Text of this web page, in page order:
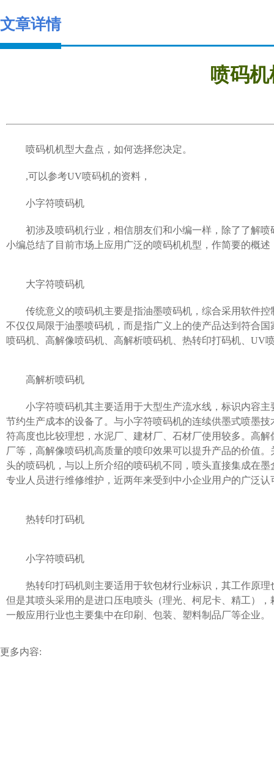
文章详情
喷码
喷码机机型大盘点，如何选择您决定。
,可以参考UV喷码机的资料，
小字符喷码机
初涉及喷码机行业，相信朋友们和小编一样，除了了解
小编总结了目前市场上应用广泛的喷码机机型，作简要的概
大字符喷码机
传统意义的喷码机主要是指油墨喷码机，综合采用软件
不仅仅局限于油墨喷码机，而是指广义上的使产品达到符合
喷码机、高解像喷码机、高解析喷码机、热转印打码机、UV
高解析喷码机
小字符喷码机其主要适用于大型生产流水线，标识内容
节约生产成本的设备了。与小字符喷码机的连续供墨式喷墨
符高度也比较理想，水泥厂、建材厂、石材厂使用较多。高
厂等，高解像喷码机高质量的喷印效果可以提升产品的价值
头的喷码机，与以上所介绍的喷码机不同，喷头直接集成在
专业人员进行维修维护，近两年来受到中小企业用户的广泛认
热转印打码机
小字符喷码机
热转印打码机则主要适用于软包材行业标识，其工作原
但是其喷头采用的是进口压电喷头（理光、柯尼卡、精工）
一般应用行业也主要集中在印刷、包装、塑料制品厂等企业。
更多内容: